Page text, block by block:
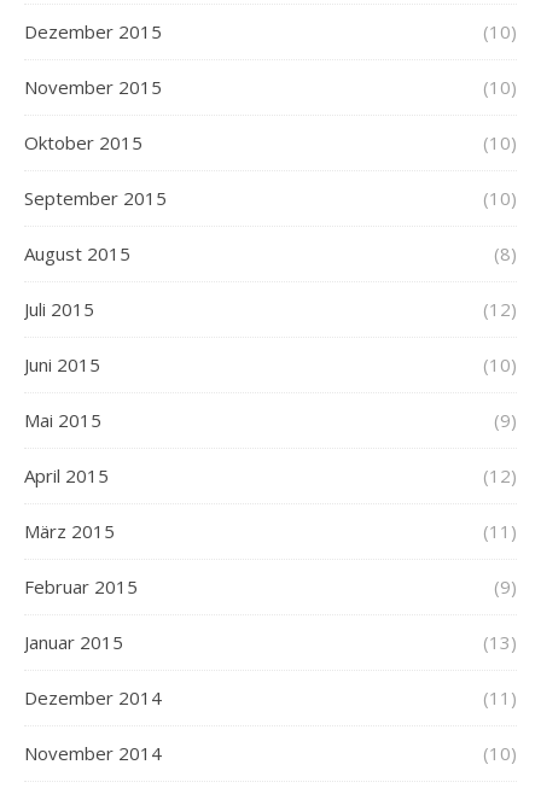
Dezember 2015 (10)
November 2015 (10)
Oktober 2015 (10)
September 2015 (10)
August 2015 (8)
Juli 2015 (12)
Juni 2015 (10)
Mai 2015 (9)
April 2015 (12)
März 2015 (11)
Februar 2015 (9)
Januar 2015 (13)
Dezember 2014 (11)
November 2014 (10)